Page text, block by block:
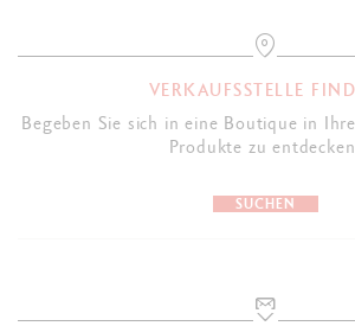
VERKAUFSSTELLE
Begeben Sie sich in eine Boutique in
Produkte zu
SUCHEN